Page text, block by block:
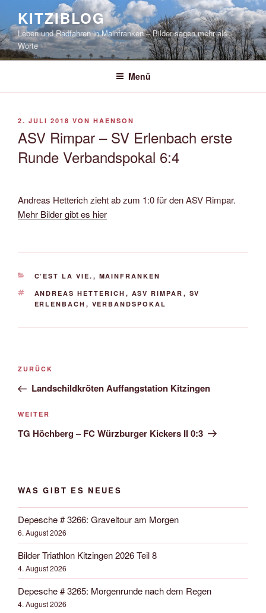
springen
KITZIBLOG
Leben und Radfahren in Mainfranken – Bilder sagen mehr als
Worte
Menü
VERÖFFENTLICHT
2. JULI 2018 VON HAENSON
ASV Rimpar – SV Erlenbach erste
Runde Verbandspokal 6:4
Andreas Hetterich zieht ab zum 1:0 für den ASV Rimpar.
Mehr Bilder gibt es hier
KATEGORIEN
C’EST LA VIE. , MAINFRANKEN
SCHLAGWÖRTER
ANDREAS HETTERICH , ASV RIMPAR , SV
ERLENBACH , VERBANDSPOKAL
Beitrags-
Vorheriger
Beitrag
ZURÜCK
Landschildkröten Auffangstation Kitzingen
Nächster
Beitrag
WEITER
TG Höchberg – FC Würzburger Kickers II 0:3
WAS GIBT ES NEUES
Depesche # 3266: Graveltour am Morgen
6. August 2026
Bilder Triathlon Kitzingen 2026 Teil 8
4. August 2026
Depesche # 3265: Morgenrunde nach dem Regen
4. August 2026